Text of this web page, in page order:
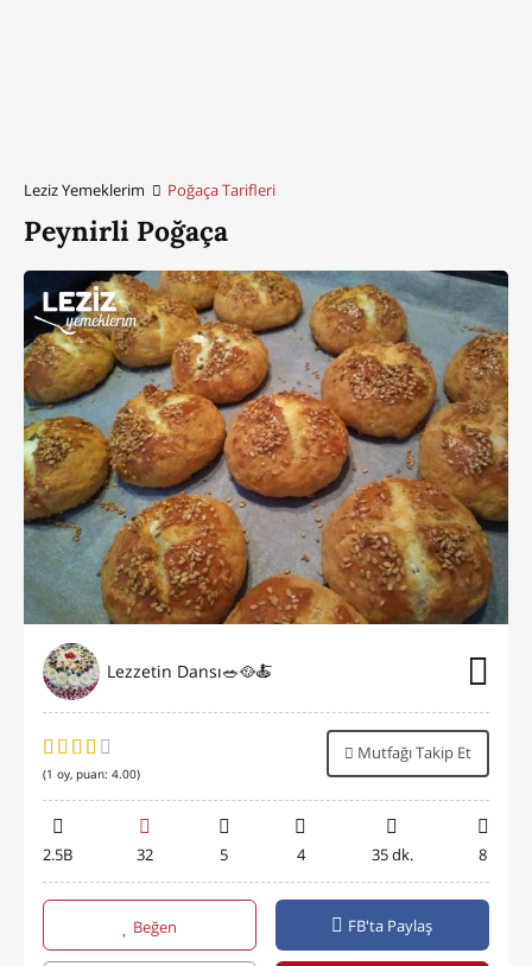
Leziz Yemeklerim Poğaça Tarifleri
Peynirli Poğaça
Lezzetin Dansı🥗🥘🍝
(1 oy, puan: 4.00)
Mutfağı Takip Et
2.5B 32 5 4 35 dk. 8
Beğen FB'ta Paylaş